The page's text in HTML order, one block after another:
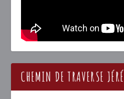
CHEMIN DE TRAVERSE